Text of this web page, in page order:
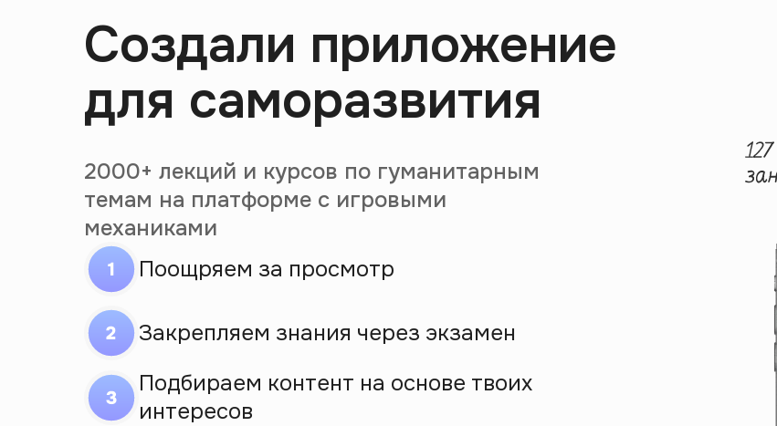
Подбираем контент на основе твоих
интересов
Создали приложение
для саморазвития
Поощряем за просмотр
Закрепляем знания через экзамен
2000+ лекций и курсов по гуманитарным
темам на платформе с игровыми
механиками